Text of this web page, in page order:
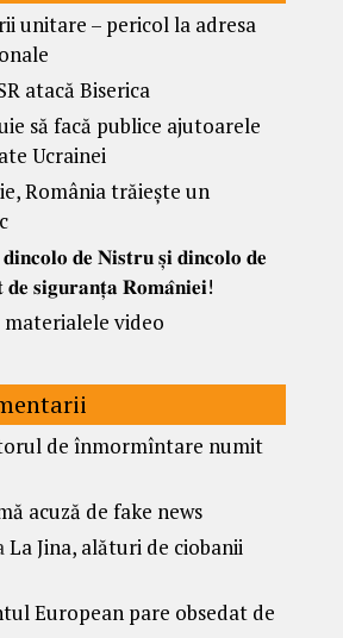
unitare – pericol la adresa
atacă Biserica
să facă publice ajutoarele
Ucrainei
România trăiește un
𝐝𝐞 𝐍𝐢𝐬𝐭𝐫𝐮 𝐬̦𝐢 𝐝𝐢𝐧𝐜𝐨𝐥𝐨 𝐝𝐞
𝐝𝐞 𝐬𝐢𝐠𝐮𝐫𝐚𝐧𝐭̦𝐚 𝐑𝐨𝐦𝐚̂𝐧𝐢𝐞𝐢!
video
de înmormîntare numit
acuză de fake news
La Jina, alături de ciobanii
European pare obsedat de